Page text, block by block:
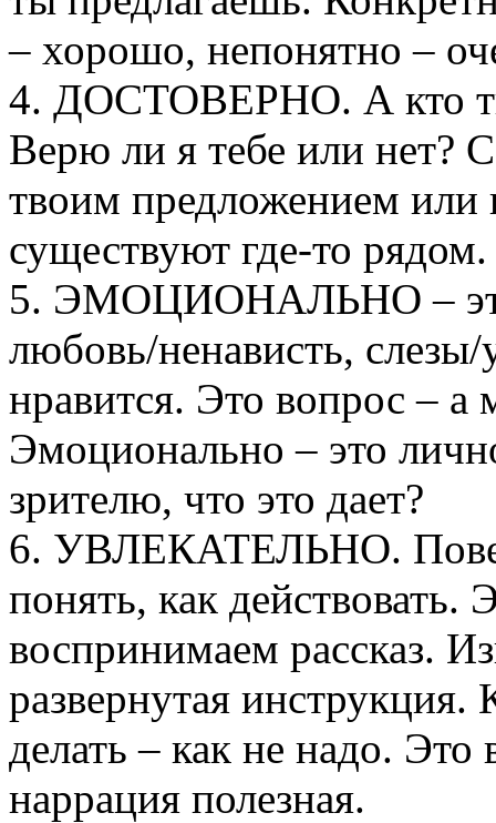
– хорошо, непонятно –
4. ДОСТОВЕРНО. А кто ты
Верю ли я тебе или нет?
твоим предложением или
существуют где-то рядом.
5. ЭМОЦИОНАЛЬНО – это
любовь/ненависть,
нравится. Это вопрос – а
Эмоционально – это
зрителю, что это дает?
6. УВЛЕКАТЕЛЬНО.
понять, как
воспринимаем рассказ.
развернутая инструкция.
делать – как не надо.
наррация полезная.